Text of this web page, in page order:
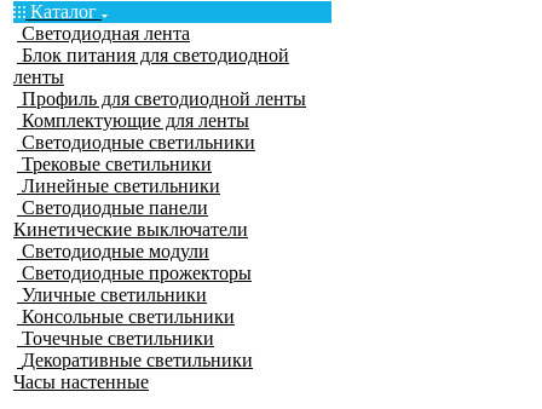
Каталог
Светодиодная лента
Блок питания для светодиодной
ленты
Профиль для светодиодной ленты
Комплектующие для ленты
Светодиодные светильники
Трековые светильники
Линейные светильники
Светодиодные панели
Кинетические выключатели
Светодиодные модули
Светодиодные прожекторы
Уличные светильники
Консольные светильники
Точечные светильники
Декоративные светильники
Часы настенные